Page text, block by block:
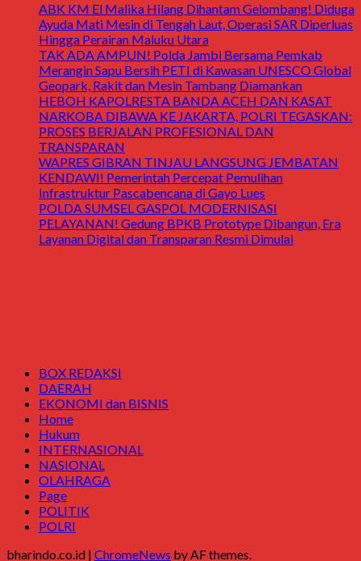
ABK KM El Malika Hilang Dihantam Gelombang! Diduga
Ayuda Mati Mesin di Tengah Laut, Operasi SAR Diperluas
Hingga Perairan Maluku Utara
TAK ADA AMPUN! Polda Jambi Bersama Pemkab
Merangin Sapu Bersih PETI di Kawasan UNESCO Global
Geopark, Rakit dan Mesin Tambang Diamankan
HEBOH KAPOLRESTA BANDA ACEH DAN KASAT
NARKOBA DIBAWA KE JAKARTA, POLRI TEGASKAN:
PROSES BERJALAN PROFESIONAL DAN
TRANSPARAN
WAPRES GIBRAN TINJAU LANGSUNG JEMBATAN
KENDAWI! Pemerintah Percepat Pemulihan
Infrastruktur Pascabencana di Gayo Lues
POLDA SUMSEL GASPOL MODERNISASI
PELAYANAN! Gedung BPKB Prototype Dibangun, Era
Layanan Digital dan Transparan Resmi Dimulai
BOX REDAKSI
DAERAH
EKONOMI dan BISNIS
Home
Hukum
INTERNASIONAL
NASIONAL
OLAHRAGA
Page
POLITIK
POLRI
bharindo.co.id | ChromeNews by AF themes.